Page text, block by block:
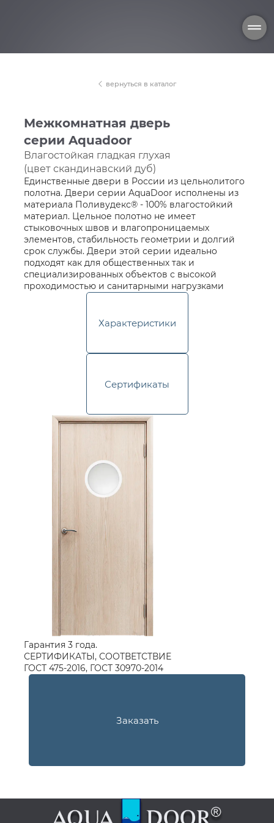
вернуться в каталог
Межкомнатная дверь
серии Aquadoor
Влагостойкая гладкая глухая
(цвет скандинавский дуб)
Единственные двери в России из цельнолитого
полотна. Двери серии AquaDoor исполнены из
материала Поливудекс® - 100% влагостойкий
материал. Цельное полотно не имеет
стыковочных швов и влагопроницаемых
элементов, стабильность геометрии и долгий
срок службы. Двери этой серии идеально
подходят как для общественных так и
специализированных объектов с высокой
проходимостью и санитарными нагрузками
Характеристики
Сертификаты
Гарантия 3 года.
СЕРТИФИКАТЫ, СООТВЕТСТВИЕ
ГОСТ 475-2016, ГОСТ 30970-2014
Заказать